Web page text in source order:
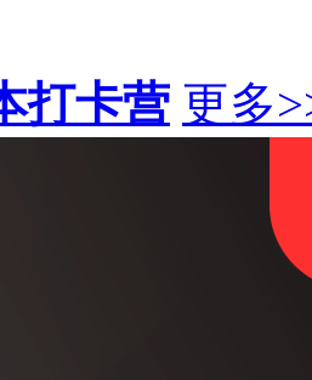
打卡营 更多